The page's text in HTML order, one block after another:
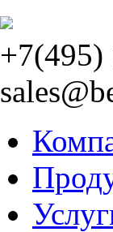
+7(495)